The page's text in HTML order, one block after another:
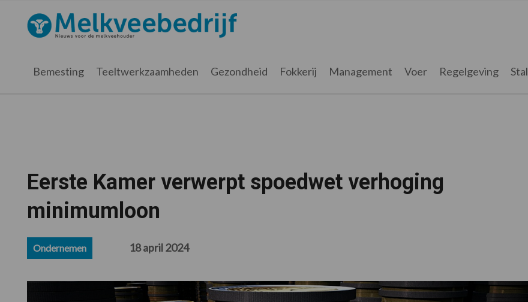
hoofdnavigatie
hoofd
eerste
voettekst
Melkveebedrijf.nl
Bemesting Teeltwerkzaamheden Gezondheid Fokkerij Management Voer Regelgeving Stal
Eerste Kamer verwerpt spoedwet verhoging
minimumloon
Ondernemen 18 april 2024